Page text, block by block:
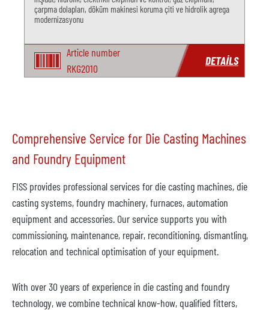
çarpma dolapları, döküm makinesi koruma çiti ve hidrolik agrega
modernizasyonu
Article number
RKG2010
DETAILS
Comprehensive Service for Die Casting Machines
and Foundry Equipment
FISS provides professional services for die casting machines, die
casting systems, foundry machinery, furnaces, automation
equipment and accessories. Our service supports you with
commissioning, maintenance, repair, reconditioning, dismantling,
relocation and technical optimisation of your equipment.
With over 30 years of experience in die casting and foundry
technology, we combine technical know-how, qualified fitters,